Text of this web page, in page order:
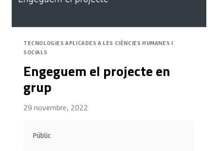
TECNOLOGIES APLICADES A LES CIÈNCIES HUMANES I
SOCIALS
Engeguem el projecte en
grup
29 novembre, 2022
Públic